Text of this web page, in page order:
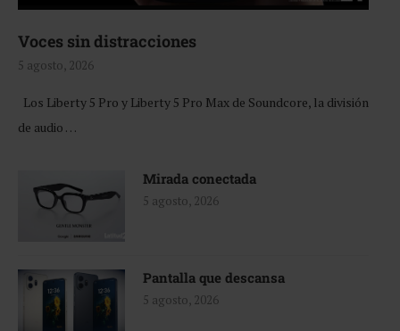
Voces sin distracciones
5 agosto, 2026
Los Liberty 5 Pro y Liberty 5 Pro Max de Soundcore, la división
de audio …
Mirada conectada
5 agosto, 2026
Pantalla que descansa
5 agosto, 2026